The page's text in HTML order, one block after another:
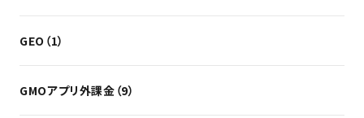
GEO（1）
GMOアプリ外課金（9）